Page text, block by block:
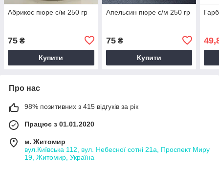
Абрикос пюре с/м 250 гр
75 ₴
Купити
Апельсин пюре с/м 250 гр
75₴
Купити
Про нас
98% позитивних з 415 відгуків за рік
Працює з 01.01.2020
м. Житомир
вул.Київська 112, вул. Небесної сотні 21а, Проспект Миру
19, Житомир, Україна